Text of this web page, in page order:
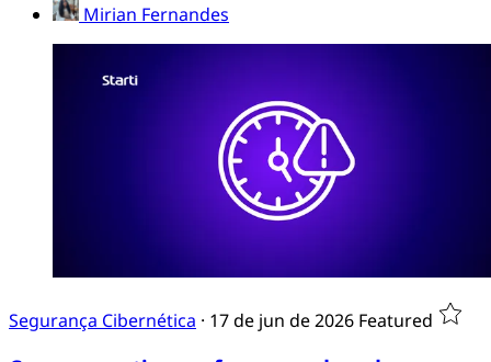
Mirian Fernandes
Segurança Cibernética · 17 de jun de 2026 Featured